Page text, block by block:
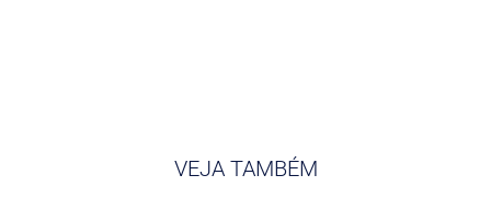
VEJA TAMBÉM